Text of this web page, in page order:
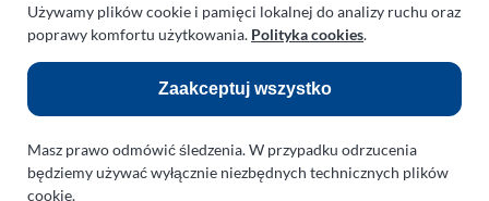
Flight Operations Consulting
Motopark Koszalin
Rodzina Wolarków
Używamy plików cookie i pamięci lokalnej do analizy ruchu oraz
poprawy komfortu użytkowania. Polityka cookies.
Zaakceptuj wszystko
Masz prawo odmówić śledzenia. W przypadku odrzucenia
będziemy używać wyłącznie niezbędnych technicznych plików
cookie.